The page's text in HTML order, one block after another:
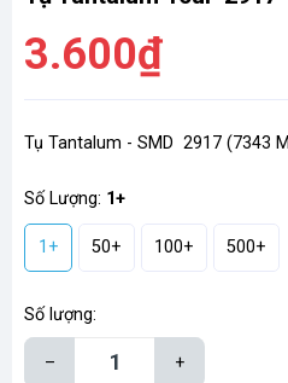
3.600₫
Tụ Tantalum - SMD 2917 (7343
Số Lượng: 1+
1+ 50+ 100+ 500+
Số lượng:
– +